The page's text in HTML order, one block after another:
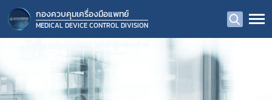
กองควบคุมเครื่องมือแพทย์
MEDICAL DEVICE CONTROL DIVISION